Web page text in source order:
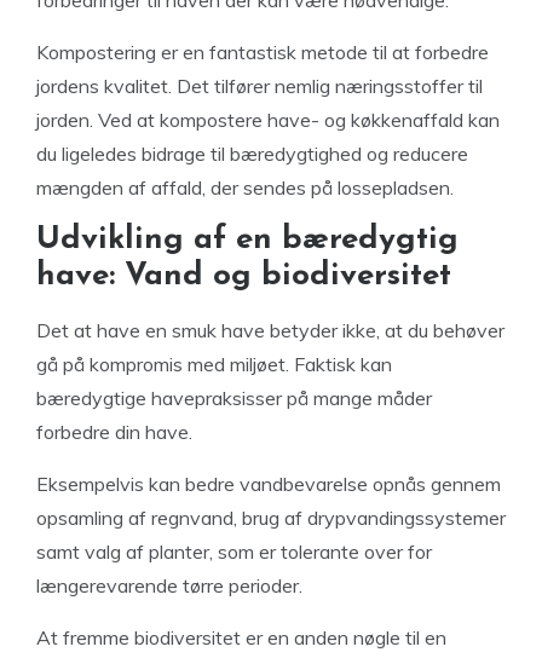
Kompostering er en fantastisk metode til at forbedre
jordens kvalitet. Det tilfører nemlig næringsstoffer til
jorden. Ved at kompostere have- og køkkenaffald kan
du ligeledes bidrage til bæredygtighed og reducere
mængden af affald, der sendes på lossepladsen.
Udvikling af en bæredygtig
have: Vand og biodiversitet
Det at have en smuk have betyder ikke, at du behøver
gå på kompromis med miljøet. Faktisk kan
bæredygtige havepraksisser på mange måder
forbedre din have.
Eksempelvis kan bedre vandbevarelse opnås gennem
opsamling af regnvand, brug af drypvandingssystemer
samt valg af planter, som er tolerante over for
længerevarende tørre perioder.
At fremme biodiversitet er en anden nøgle til en